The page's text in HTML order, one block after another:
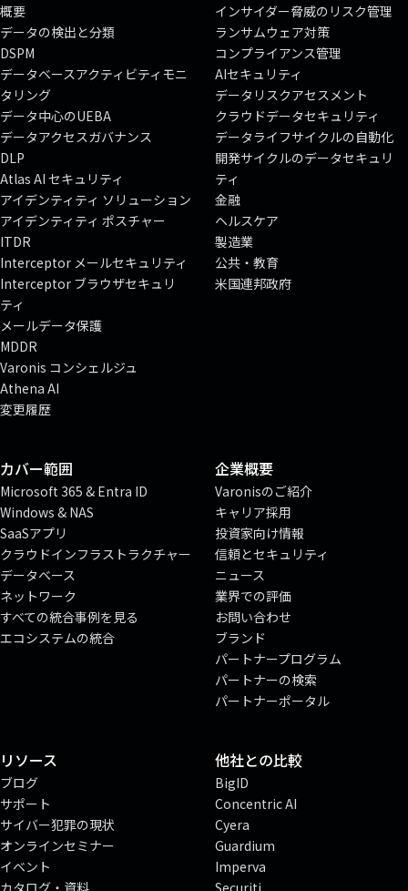
概要
データの検出と分類
DSPM
データベースアクティビティモニ
タリング
データ中心のUEBA
データアクセスガバナンス
DLP
Atlas AI セキュリティ
アイデンティティ ソリューション
アイデンティティ ポスチャー
ITDR
Interceptor メールセキュリティ
Interceptor ブラウザセキュリ
ティ
メールデータ保護
MDDR
Varonis コンシェルジュ
Athena AI
変更履歴
インサイダー脅威のリスク管理
ランサムウェア対策
コンプライアンス管理
AIセキュリティ
データリスクアセスメント
クラウドデータセキュリティ
データライフサイクルの自動化
開発サイクルのデータセキュリ
ティ
金融
ヘルスケア
製造業
公共・教育
米国連邦政府
カバー範囲
Microsoft 365 & Entra ID
Windows & NAS
SaaSアプリ
クラウドインフラストラクチャー
データベース
ネットワーク
すべての統合事例を見る
エコシステムの統合
企業概要
Varonisのご紹介
キャリア採用
投資家向け情報
信頼とセキュリティ
ニュース
業界での評価
お問い合わせ
ブランド
パートナープログラム
パートナーの検索
パートナーポータル
リソース
ブログ
サポート
サイバー犯罪の現状
オンラインセミナー
イベント
カタログ・資料
他社との比較
BigID
Concentric AI
Cyera
Guardium
Imperva
Securiti